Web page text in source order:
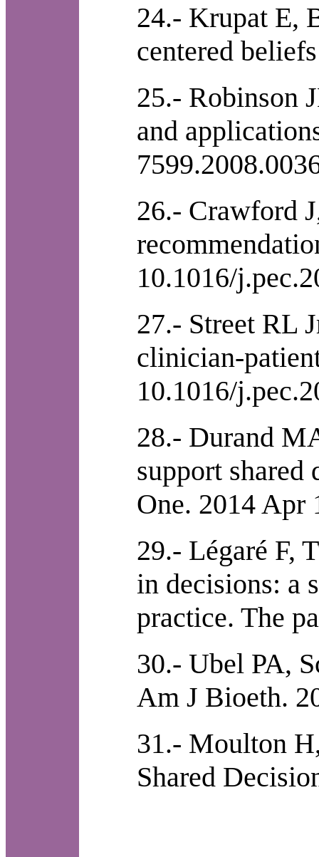
24.- Krupat E,
centered
25.- Robinson
and
26.- Crawford
10.1016/
27.- Street RL
clinician-
10.1016/
28.- Durand
support shared
One. 2014 Apr
29.- Légaré F,
in decisions: a
practice. The
30.- Ubel PA,
Am J Bioeth.
31.- Moulton
Shared